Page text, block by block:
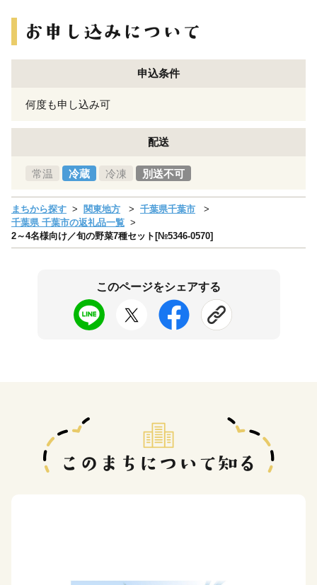
申込条件
何度も申し込み可
配送
常温 冷蔵 冷凍 別送不可
まちから探す 関東地方
千葉県千葉市
千葉県 千葉市の返礼品一覧
2～4名様向け／旬の野菜7種セット[№5346-0570]
このページをシェアする